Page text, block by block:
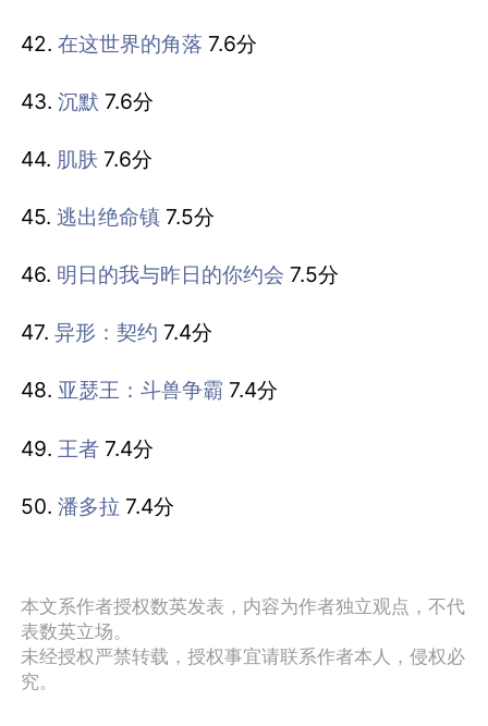
42.在这世界的角落 7.6分
43.沉默 7.6分
44. 肌肤 7.6分
45.逃出绝命镇 7.5分
46. 明日的我与昨日的你约会 7.5分
47.异形：契约 7.4分
48. 亚瑟王：斗兽争霸 7.4分
49. 王者 7.4分
50.潘多拉 7.4分
本文系作者授权数英发表，内容为作者独立观点，不代
表数英立场。
未经授权严禁转载，授权事宜请联系作者本人，侵权必
究。